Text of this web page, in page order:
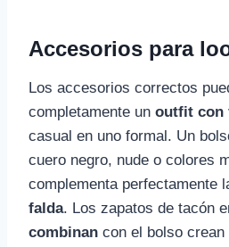
Accesorios para
Los accesorios correctos
completamente un outfit con
casual en uno formal. Un
cuero negro, nude o colores
complementa perfectamente
falda. Los zapatos de tacón
combinan con el bolso